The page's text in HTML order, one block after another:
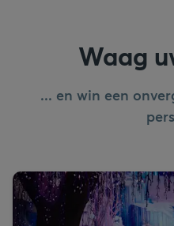
Waag
... en win een